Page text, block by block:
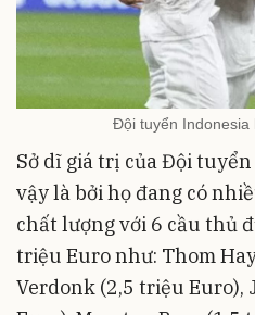
Đội tuyển Indonesia
Sở dĩ giá trị của Đội
vậy là bởi họ đang có
chất lượng với 6 cầu thủ
triệu Euro như: Thom
Verdonk (2,5 triệu Euro),